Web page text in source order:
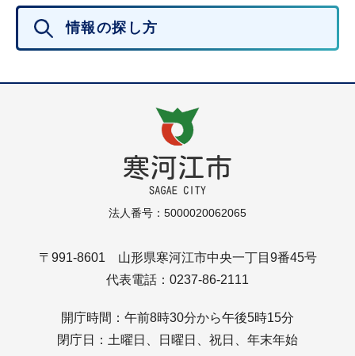
情報の探し方
法人番号：5000020062065
〒991-8601 山形県寒河江市中央一丁目9番45号
代表電話：0237-86-2111
開庁時間：午前8時30分から午後5時15分
閉庁日：土曜日、日曜日、祝日、年末年始